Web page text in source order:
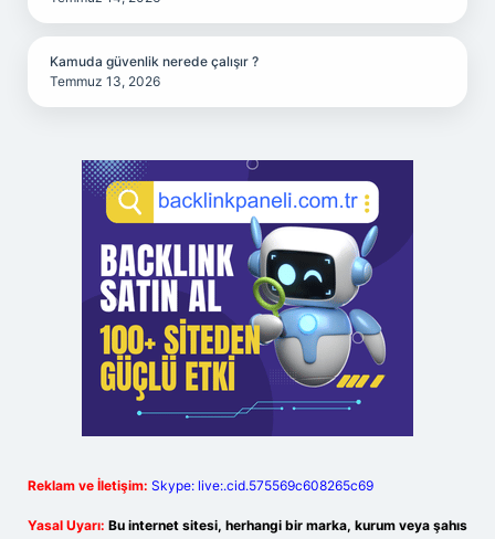
Kamuda güvenlik nerede çalışır ?
Temmuz 13, 2026
Reklam ve İletişim: Skype: live:.cid.575569c608265c69
Yasal Uyarı: Bu internet sitesi, herhangi bir marka, kurum veya şahıs